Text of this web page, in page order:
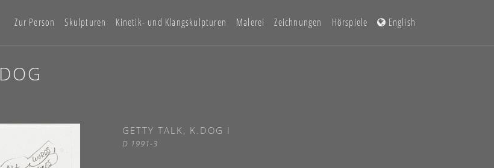
Zur Person Skulpturen Kinetik- und Klangskulpturen Malerei Zeichnungen Hörspiele English
GETTY TALK, K.DOG I
D 1991-3